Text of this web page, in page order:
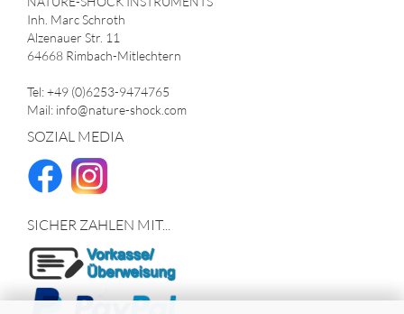
Inh. Marc Schroth
Alzenauer Str. 11
64668 Rimbach-Mitlechtern
Tel: +49 (0)6253-9474765
Mail: info@nature-shock.com
SOZIAL MEDIA
SICHER ZAHLEN MIT...